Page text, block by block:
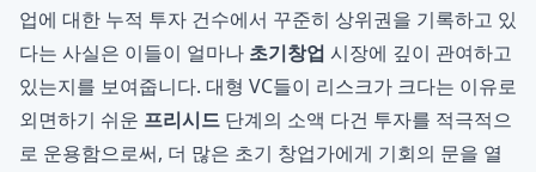
업에 대한 누적 투자 건수에서 꾸준히 상위권을 기록하고 있
다는 사실은 이들이 얼마나 초기창업 시장에 깊이 관여하고
있는지를 보여줍니다. 대형 VC들이 리스크가 크다는 이유로
외면하기 쉬운 프리시드 단계의 소액 다건 투자를 적극적으
로 운용함으로써, 더 많은 초기 창업가에게 기회의 문을 열